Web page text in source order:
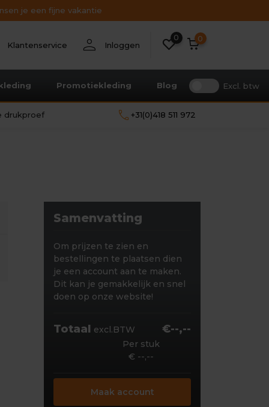
je een fijne vakantie
Klantenservice person Inloggen
0 0
Promotiekleding Blog Excl. btw
drukproef call +31(0)418 511 972
Samenvatting
Om prijzen te zien en
bestellingen te plaatsen dien
je een account aan te maken.
Dit kan je gemakkelijk en snel
doen op onze website!
Totaal excl.BTW €--,--
Per stuk
€ --,--
Maak account